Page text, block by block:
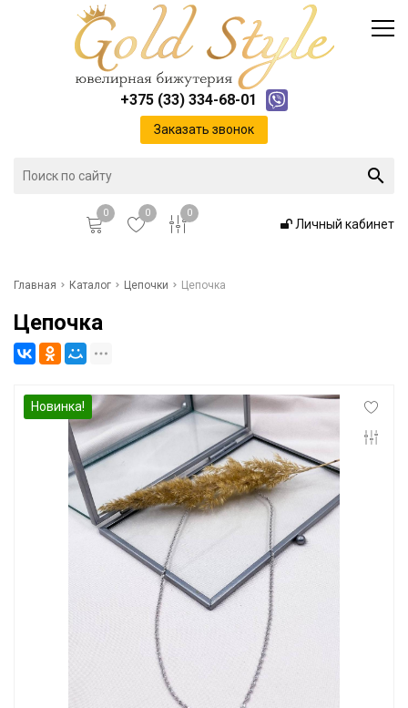
+375 (33) 334-68-01
Заказать звонок
0 0 0
Личный кабинет
Главная
Инфо
Контакты
Положение о cookie-файлах
Главная Каталог Цепочки Цепочка
Цепочка
Новинка!
Каталог
Доставка и оплата
Инфо
Контакты
Положение о cookie-файлах